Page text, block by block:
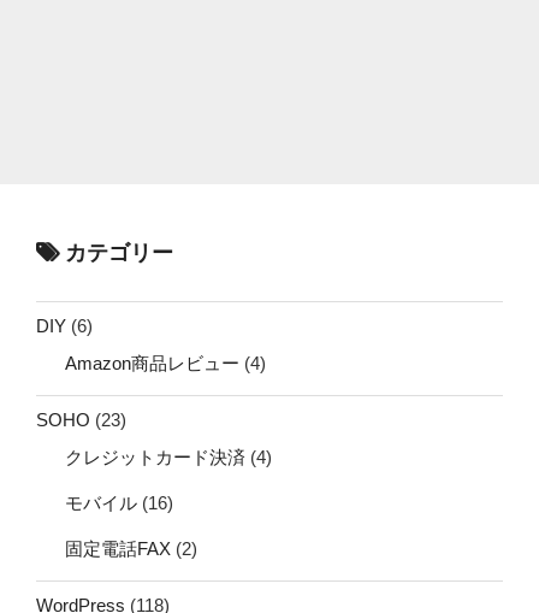
カテゴリー
DIY (6)
Amazon商品レビュー (4)
SOHO (23)
クレジットカード決済 (4)
モバイル (16)
固定電話FAX (2)
WordPress (118)